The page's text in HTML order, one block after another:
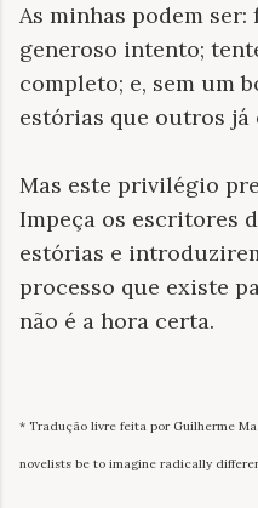
As minhas podem
generoso intento;
completo; e, sem um
estórias que outros já
Mas este privilégio
Impeça os escritores
estórias e
processo que existe
não é a hora certa.
* Tradução livre feita por Guilherme
novelists be to imagine radically